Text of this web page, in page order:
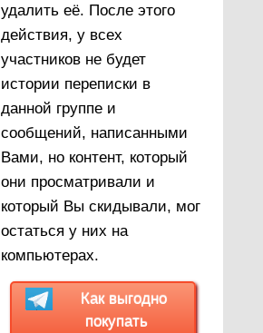
удалить её. После этого
действия, у всех
участников не будет
истории переписки в
данной группе и
сообщений, написанными
Вами, но контент, который
они просматривали и
который Вы скидывали, мог
остаться у них на
компьютерах.
Как выгодно
покупать